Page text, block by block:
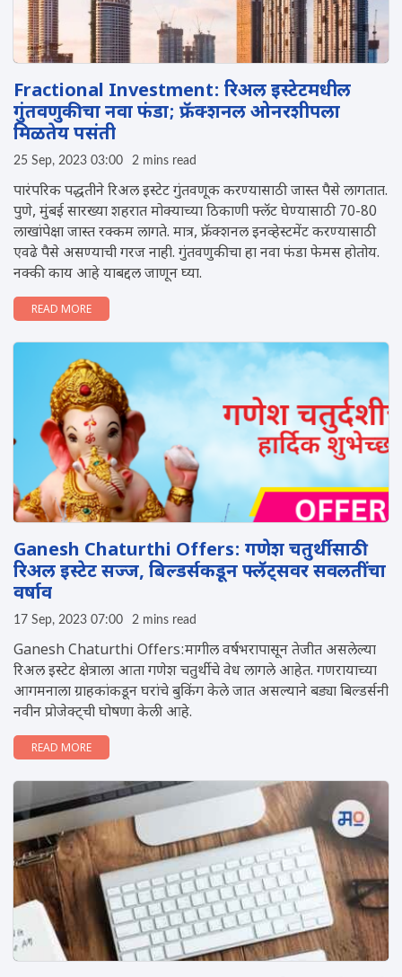
Fractional Investment: रिअल इस्टेटमधील
गुंतवणुकीचा नवा फंडा; फ्रॅक्शनल ओनरशीपला
मिळतेय पसंती
25 Sep, 2023 03:00 2 mins read
पारंपरिक पद्धतीने रिअल इस्टेट गुंतवणूक करण्यासाठी जास्त पैसे लागतात.
पुणे, मुंबई सारख्या शहरात मोक्याच्या ठिकाणी फ्लॅट घेण्यासाठी 70-80
लाखांपेक्षा जास्त रक्कम लागते. मात्र, फ्रॅक्शनल इनव्हेस्टमेंट करण्यासाठी
एवढे पैसे असण्याची गरज नाही. गुंतवणुकीचा हा नवा फंडा फेमस होतोय.
नक्की काय आहे याबद्दल जाणून घ्या.
READ MORE
Ganesh Chaturthi Offers: गणेश चतुर्थीसाठी
रिअल इस्टेट सज्ज, बिल्डर्सकडून फ्लॅट्सवर सवलतींचा
वर्षाव
17 Sep, 2023 07:00 2 mins read
Ganesh Chaturthi Offers:मागील वर्षभरापासून तेजीत असलेल्या
रिअल इस्टेट क्षेत्राला आता गणेश चतुर्थीचे वेध लागले आहेत. गणरायाच्या
आगमनाला ग्राहकांकडून घरांचे बुकिंग केले जात असल्याने बड्या बिल्डर्सनी
नवीन प्रोजेक्ट्ची घोषणा केली आहे.
READ MORE